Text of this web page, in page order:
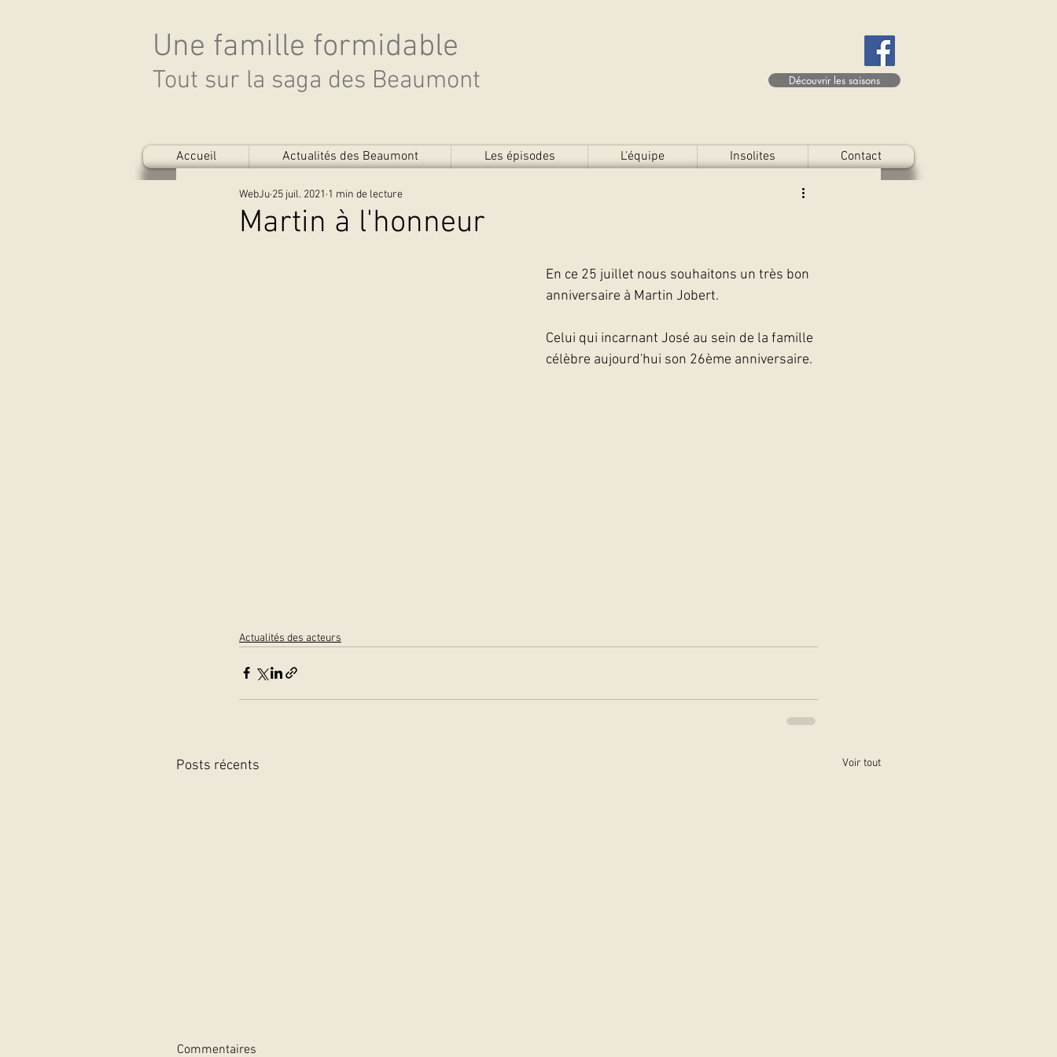
Une famille formidable
Tout sur la saga des Beaumont Découvrir les saisons
Accueil Actualités des Beaumont Les épisodes L'équipe Insolites Contact
Martin à l'honneur
WebJu 25 juil. 2021 1 min de lecture
En ce 25 juillet nous souhaitons un très bon
anniversaire à Martin Jobert.
Celui qui incarnant José au sein de la famille
célèbre aujourd'hui son 26ème anniversaire.
Actualités des acteurs
Posts récents Voir tout
Commentaires